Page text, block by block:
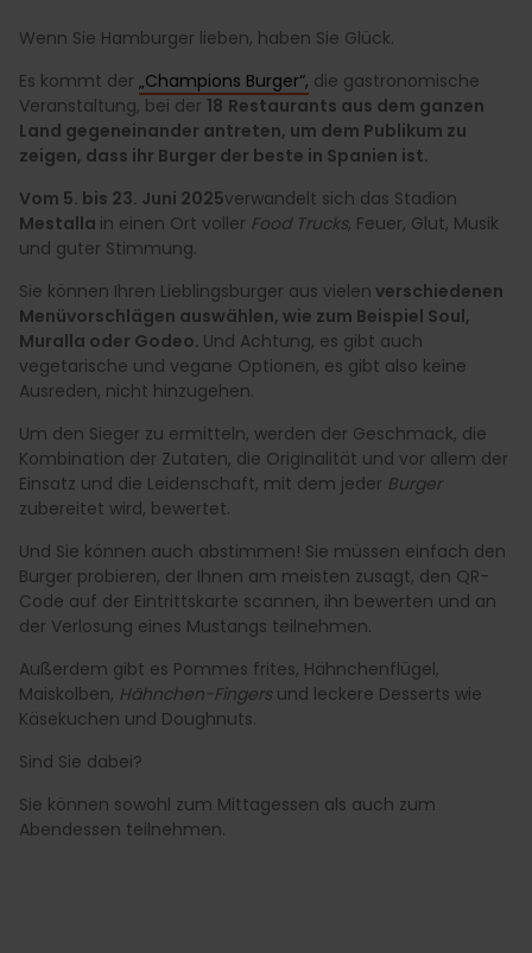
Wenn Sie Hamburger lieben, haben Sie Glück.
Es kommt der „Champions Burger“, die gastronomische
Veranstaltung, bei der 18 Restaurants aus dem ganzen
Land gegeneinander antreten, um dem Publikum zu
zeigen, dass ihr Burger der beste in Spanien ist.
Vom 5. bis 23. Juni 2025verwandelt sich das Stadion
Mestalla in einen Ort voller Food Trucks, Feuer, Glut, Musik
und guter Stimmung.
Sie können Ihren Lieblingsburger aus vielen verschiedenen
Menüvorschlägen auswählen, wie zum Beispiel Soul,
Muralla oder Godeo. Und Achtung, es gibt auch
vegetarische und vegane Optionen, es gibt also keine
Ausreden, nicht hinzugehen.
Um den Sieger zu ermitteln, werden der Geschmack, die
Kombination der Zutaten, die Originalität und vor allem der
Einsatz und die Leidenschaft, mit dem jeder Burger
zubereitet wird, bewertet.
Und Sie können auch abstimmen! Sie müssen einfach den
Burger probieren, der Ihnen am meisten zusagt, den QR-
Code auf der Eintrittskarte scannen, ihn bewerten und an
der Verlosung eines Mustangs teilnehmen.
Außerdem gibt es Pommes frites, Hähnchenflügel,
Maiskolben, Hähnchen-Fingersund leckere Desserts wie
Käsekuchen und Doughnuts.
Sind Sie dabei?
Sie können sowohl zum Mittagessen als auch zum
Abendessen teilnehmen.